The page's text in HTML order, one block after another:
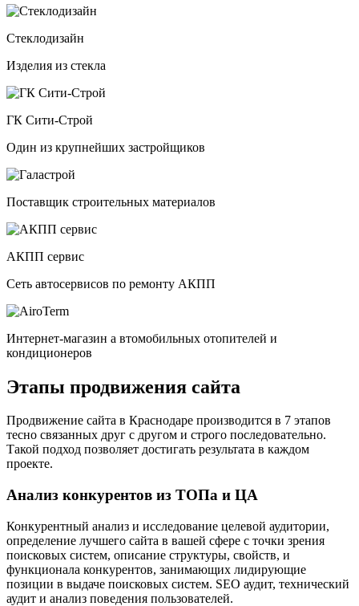
Стеклодизайн
Изделия из стекла
ГК Сити-Строй
Один из крупнейших застройщиков
Поставщик строительных материалов
АКПП сервис
Сеть автосервисов по ремонту АКПП
Интернет-магазин а втомобильных отопителей и
кондиционеров
Этапы продвижения сайта
Продвижение сайта в Краснодаре производится в 7 этапов
тесно связанных друг с другом и строго последовательно.
Такой подход позволяет достигать результата в каждом
проекте.
Анализ конкурентов из ТОПа и ЦА
Конкурентный анализ и исследование целевой аудитории,
определение лучшего сайта в вашей сфере с точки зрения
поисковых систем, описание структуры, свойств, и
функционала конкурентов, занимающих лидирующие
позиции в выдаче поисковых систем. SEO аудит, технический
аудит и анализ поведения пользователей.